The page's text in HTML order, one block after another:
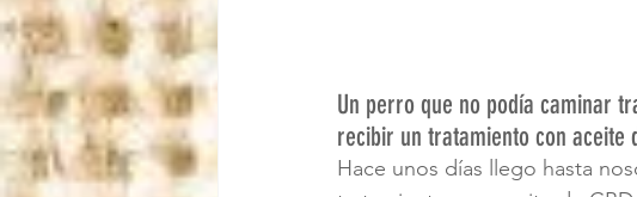
Un perro que no podía caminar
recibir un tratamiento con aceite
Hace unos días llego hasta